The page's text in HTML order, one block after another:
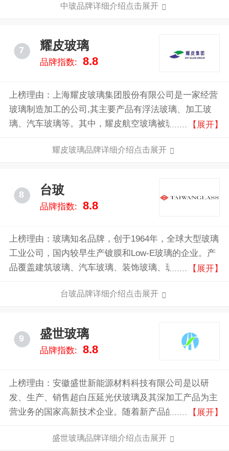
产基地和一个研发中心，员工4000多人。中玻控股现拥
拥有光伏压延玻璃生产线及其配套深加工线、离线低辐
射镀膜玻璃生产线。辖下生产基地位于或靠近主要消费
中心，或邻近能源、资源产地，享有独特的市场竞争优
中玻品牌详细介绍点击展开
7 耀皮玻璃
品牌指数: 8.8
上榜理由：上海耀皮玻璃集团股份有限公司是一家经营
玻璃制造加工的公司,其主要产品有浮法玻璃、加工玻
璃、汽车玻璃等。其中，耀皮航空玻璃被玻璃行业评为
航空玻璃的经济效益和社会效益获得各方认同。
【展开】
耀皮玻璃品牌详细介绍点击展开
8 台玻
品牌指数: 8.8
上榜理由：玻璃知名品牌，创于1964年，全球大型玻璃
工业公司，国内较早生产镀膜和Low-E玻璃的企业。产
品覆盖建筑玻璃、汽车玻璃、装饰玻璃、玻璃纤维、玻
【展开】
台玻品牌详细介绍点击展开
9 盛世玻璃
品牌指数: 8.8
上榜理由：安徽盛世新能源材料科技有限公司是以研
发、生产、销售超白压延光伏玻璃及其深加工产品为主
营业务的国家高新技术企业。随着新产品的研发、新技
化与数字化生产制造模式。
【展开】
盛世玻璃品牌详细介绍点击展开